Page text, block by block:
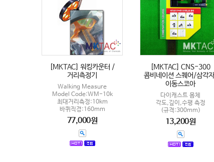
[MKTAC] 워킹카운터 /
거리측정기
Walking Measure
Model Code:WM-10k
최대거리측정:10km
바퀴직경:160mm
77,000원
[MKTAC] CNS-300
콤비네이션 스퀘어/삼각
이동스코아
다이캐스트 몸체
각도,깊이,수평 측정
(규격:300mm)
13,200원